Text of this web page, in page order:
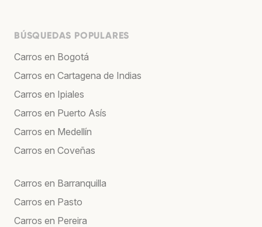
BÚSQUEDAS POPULARES
Carros en Bogotá
Carros en Cartagena de Indias
Carros en Ipiales
Carros en Puerto Asís
Carros en Medellín
Carros en Coveñas
Carros en Barranquilla
Carros en Pasto
Carros en Pereira